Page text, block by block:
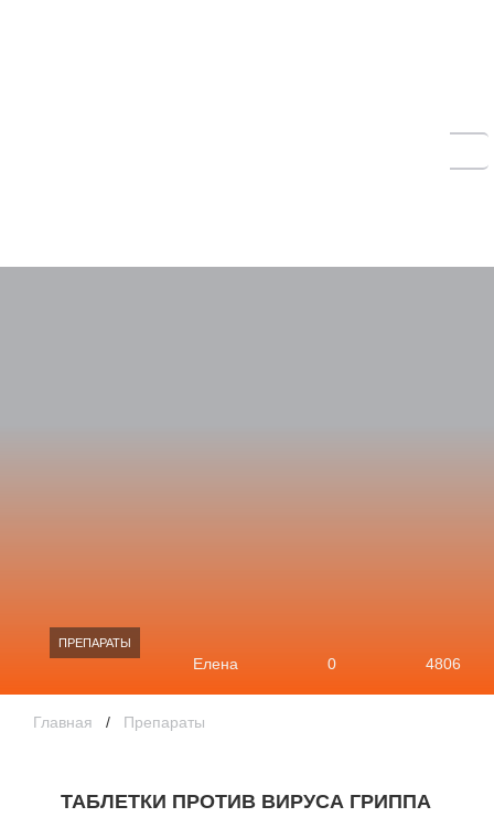
ПРЕПАРАТЫ
4806
0
Елена
Главная / Препараты
ТАБЛЕТКИ ПРОТИВ ВИРУСА ГРИППА